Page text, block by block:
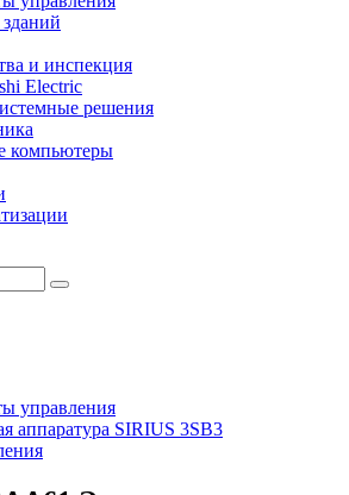
и инспекция
Electric
решения
компьютеры
управления
аппаратура SIRIUS 3SB3